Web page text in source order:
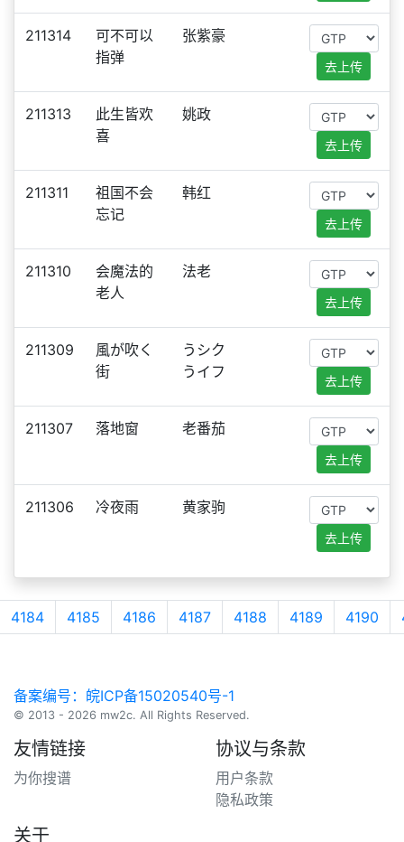
211314
可不可以
指弹
张紫豪
去上传
211313
此生皆欢
喜
姚政
去上传
211311
祖国不会
忘记
韩红
去上传
211310
会魔法的
老人
法老
去上传
211309
風が吹く
街
うシク
うイフ
去上传
211307 落地窗 老番茄
去上传
211306 冷夜雨 黄家驹
去上传
4184 4185 4186 4187 4188 4189 4190
备案编号：皖ICP备15020540号-1
© 2013 - 2026 mw2c. All Rights Reserved.
友情链接
为你搜谱
协议与条款
用户条款
隐私政策
关于